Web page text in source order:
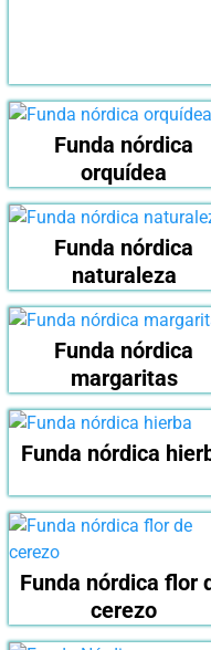
Funda nórdica
orquídea
Funda nórdica
naturaleza
Funda nórdica
margaritas
Funda nórdica
Funda nórdica flor
cerezo